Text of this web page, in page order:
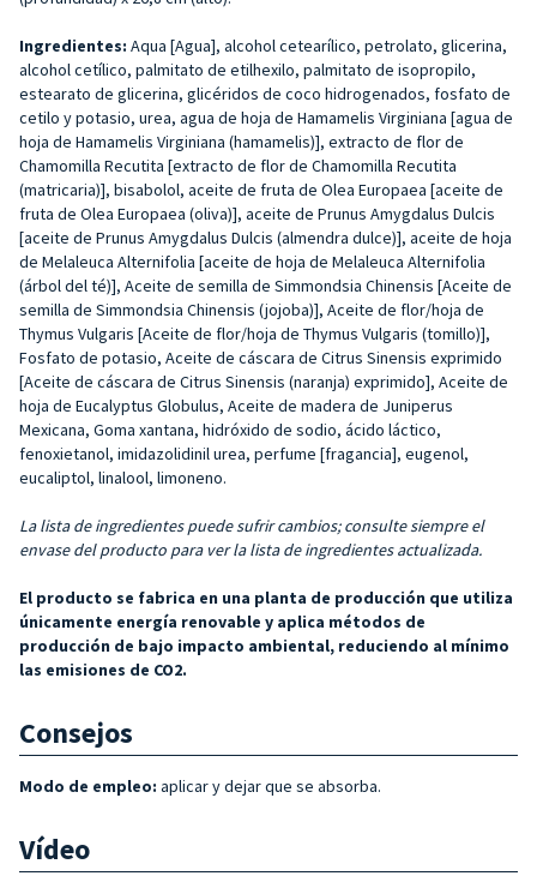
Ingredientes: Aqua [Agua], alcohol cetearílico, petrolato, glicerina,
alcohol cetílico, palmitato de etilhexilo, palmitato de isopropilo,
estearato de glicerina, glicéridos de coco hidrogenados, fosfato de
cetilo y potasio, urea, agua de hoja de Hamamelis Virginiana [agua de
hoja de Hamamelis Virginiana (hamamelis)], extracto de flor de
Chamomilla Recutita [extracto de flor de Chamomilla Recutita
(matricaria)], bisabolol, aceite de fruta de Olea Europaea [aceite de
fruta de Olea Europaea (oliva)], aceite de Prunus Amygdalus Dulcis
[aceite de Prunus Amygdalus Dulcis (almendra dulce)], aceite de hoja
de Melaleuca Alternifolia [aceite de hoja de Melaleuca Alternifolia
(árbol del té)], Aceite de semilla de Simmondsia Chinensis [Aceite de
semilla de Simmondsia Chinensis (jojoba)], Aceite de flor/hoja de
Thymus Vulgaris [Aceite de flor/hoja de Thymus Vulgaris (tomillo)],
Fosfato de potasio, Aceite de cáscara de Citrus Sinensis exprimido
[Aceite de cáscara de Citrus Sinensis (naranja) exprimido], Aceite de
hoja de Eucalyptus Globulus, Aceite de madera de Juniperus
Mexicana, Goma xantana, hidróxido de sodio, ácido láctico,
fenoxietanol, imidazolidinil urea, perfume [fragancia], eugenol,
eucaliptol, linalool, limoneno.
La lista de ingredientes puede sufrir cambios; consulte siempre el
envase del producto para ver la lista de ingredientes actualizada.
El producto se fabrica en una planta de producción que utiliza
únicamente energía renovable y aplica métodos de
producción de bajo impacto ambiental, reduciendo al mínimo
las emisiones de CO2.
Consejos
Modo de empleo: aplicar y dejar que se absorba.
Vídeo